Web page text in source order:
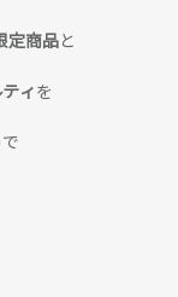
定商品 と
ィ を